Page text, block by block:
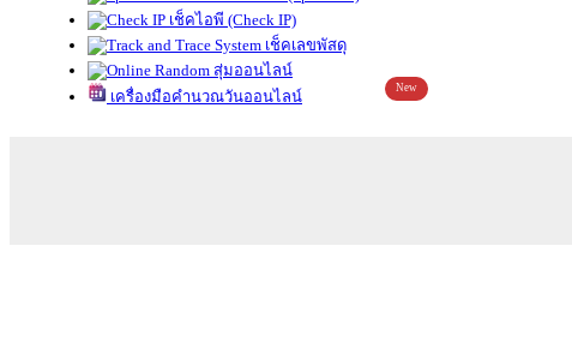
เช็คไอพี (Check IP)
เช็คเลขพัสดุ
สุ่มออนไลน์
เครื่องมือคำนวณวันออนไลน์
New